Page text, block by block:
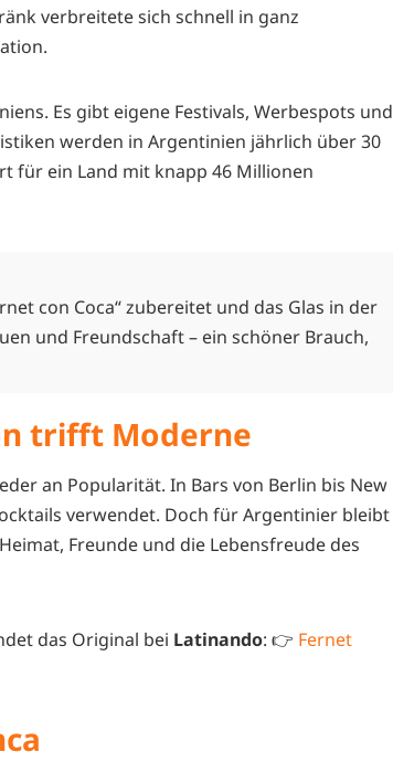
verbreitete sich schnell in ganz
Es gibt eigene Festivals, Werbespots und
werden in Argentinien jährlich über 30
für ein Land mit knapp 46 Millionen
con Coca“ zubereitet und das Glas in der
und Freundschaft – ein schöner Brauch,
trifft Moderne
an Popularität. In Bars von Berlin bis New
verwendet. Doch für Argentinier bleibt
Freunde und die Lebensfreude des
das Original bei Latinando: 👉 Fernet